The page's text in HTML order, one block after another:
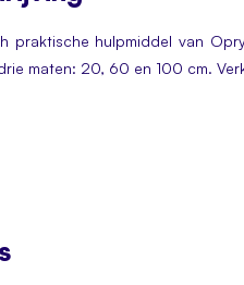
praktische hulpmiddel van
maten: 20, 60 en 100 cm.